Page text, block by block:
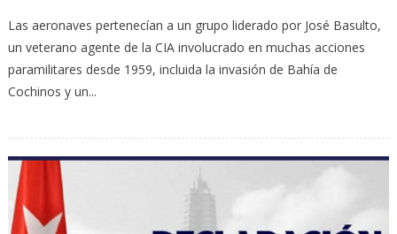
Las aeronaves pertenecían a un grupo liderado por José Basulto,
un veterano agente de la CIA involucrado en muchas acciones
paramilitares desde 1959, incluida la invasión de Bahía de
Cochinos y un...